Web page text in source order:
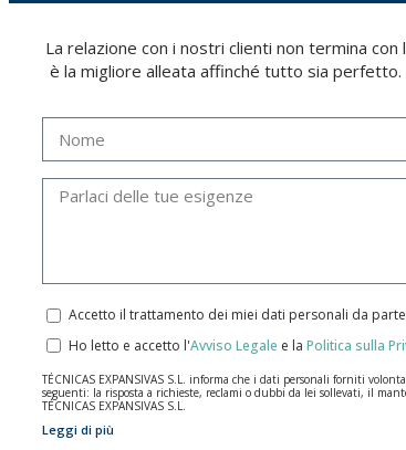
La relazione con i nostri clienti non termina
è la migliore alleata affinché tutto sia
Accetto il trattamento dei miei dati personali da
Ho letto e accetto l'Avviso Legale e la Politica sulla
TÉCNICAS EXPANSIVAS S.L. informa che i dati personali forniti
seguenti: la risposta a richieste, reclami o dubbi da lei sollevati, il
TÉCNICAS EXPANSIVAS S.L.
I dati contenuti nei nostri archivi sono assolutamente confidenziali e
Leggi di più